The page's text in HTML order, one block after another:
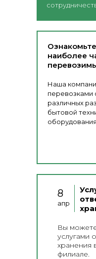
наиболее
Наша
перевозками
различных
бытовой
оборудования
8
апр
Вы
услугами
хранения
филиале.